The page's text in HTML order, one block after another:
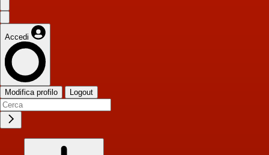
Accedi
Modifica profilo Logout